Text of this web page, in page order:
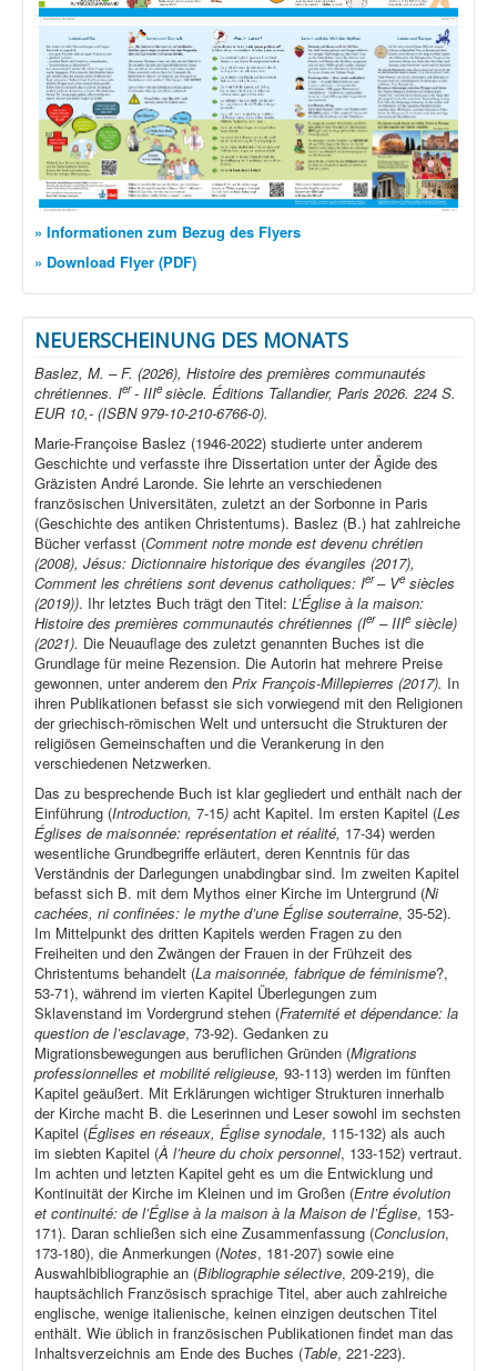
» Informationen zum Bezug des Flyers
» Download Flyer (PDF)
NEUERSCHEINUNG DES MONATS
Baslez, M. – F. (2026), Histoire des premières communautés
chrétiennes. Ier- IIIe siècle. Éditions Tallandier, Paris 2026. 224 S.
EUR 10,- (ISBN 979-10-210-6766-0).
Marie-Françoise Baslez (1946-2022) studierte unter anderem
Geschichte und verfasste ihre Dissertation unter der Ägide des
Gräzisten André Laronde. Sie lehrte an verschiedenen
französischen Universitäten, zuletzt an der Sorbonne in Paris
(Geschichte des antiken Christentums). Baslez (B.) hat zahlreiche
Bücher verfasst (Comment notre monde est devenu chrétien
(2008), Jésus: Dictionnaire historique des évangiles (2017),
Comment les chrétiens sont devenus catholiques: Ier– Ve siècles
(2019)). Ihr letztes Buch trägt den Titel: L’Église à la maison:
Histoire des premières communautés chrétiennes (Ier– IIIe siècle)
(2021). Die Neuauflage des zuletzt genannten Buches ist die
Grundlage für meine Rezension. Die Autorin hat mehrere Preise
gewonnen, unter anderem den Prix François-Millepierres (2017). In
ihren Publikationen befasst sie sich vorwiegend mit den Religionen
der griechisch-römischen Welt und untersucht die Strukturen der
religiösen Gemeinschaften und die Verankerung in den
verschiedenen Netzwerken.
Das zu besprechende Buch ist klar gegliedert und enthält nach der
Einführung (Introduction, 7-15) acht Kapitel. Im ersten Kapitel (Les
Églises de maisonnée: représentation et réalité, 17-34) werden
wesentliche Grundbegriffe erläutert, deren Kenntnis für das
Verständnis der Darlegungen unabdingbar sind. Im zweiten Kapitel
befasst sich B. mit dem Mythos einer Kirche im Untergrund (Ni
cachées, ni confinées: le mythe d’une Église souterraine, 35-52).
Im Mittelpunkt des dritten Kapitels werden Fragen zu den
Freiheiten und den Zwängen der Frauen in der Frühzeit des
Christentums behandelt (La maisonnée, fabrique de féminisme?,
53-71), während im vierten Kapitel Überlegungen zum
Sklavenstand im Vordergrund stehen (Fraternité et dépendance: la
question de l’esclavage, 73-92). Gedanken zu
Migrationsbewegungen aus beruflichen Gründen (Migrations
professionnelles et mobilité religieuse, 93-113) werden im fünften
Kapitel geäußert. Mit Erklärungen wichtiger Strukturen innerhalb
der Kirche macht B. die Leserinnen und Leser sowohl im sechsten
Kapitel (Églises en réseaux, Église synodale, 115-132) als auch
im siebten Kapitel (À l’heure du choix personnel, 133-152) vertraut.
Im achten und letzten Kapitel geht es um die Entwicklung und
Kontinuität der Kirche im Kleinen und im Großen (Entre évolution
et continuité: de l’Église à la maison à la Maison de l’Église, 153-
171). Daran schließen sich eine Zusammenfassung (Conclusion,
173-180), die Anmerkungen (Notes, 181-207) sowie eine
Auswahlbibliographie an (Bibliographie sélective, 209-219), die
hauptsächlich Französisch sprachige Titel, aber auch zahlreiche
englische, wenige italienische, keinen einzigen deutschen Titel
enthält. Wie üblich in französischen Publikationen findet man das
Inhaltsverzeichnis am Ende des Buches (Table, 221-223).